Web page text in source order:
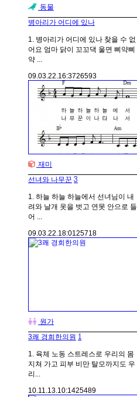
동물
병아리가 어디에 있나
1. 병아리가 어디에 있나 찾을 수 없
어요 엄마 닭이 꼬꼬댁 울면 삐약삐
약 ...
09.03.22.16:3726593
재미
선녀와 나무꾼 3
1. 하늘 하늘 하늘에서 선녀님이 내
려와 날개 옷을 벗고 연못 안으로 들
어 ...
09.03.22.18:0125718
원가
3쾌 경희한의원 1
1. 육체 노동 스트레스로 우리의 몸
지쳐 가고 피부 비만 탈모까지도 우
리...
10.11.13. 10:1425489